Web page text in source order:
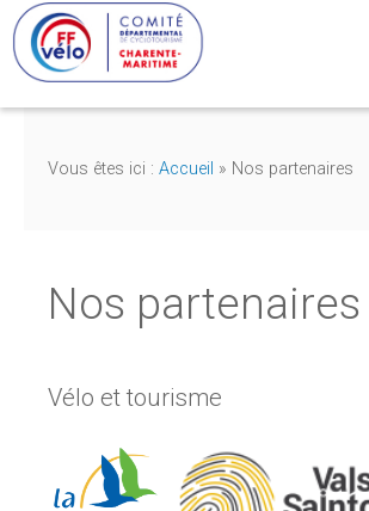
Vous êtes ici : Accueil » Nos partenaires
Nos partenaires
Vélo et tourisme